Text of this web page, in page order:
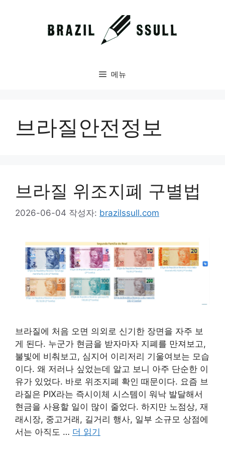
메뉴
브라질안전정보
브라질 위조지폐 구별법
2026-06-04 작성자: brazilssull.com
브라질에 처음 오면 의외로 신기한 장면을 자주 보
게 된다. 누군가 현금을 받자마자 지폐를 만져보고,
불빛에 비춰보고, 심지어 이리저리 기울여보는 모습
이다. 왜 저러나 싶었는데 알고 보니 아주 단순한 이
유가 있었다. 바로 위조지폐 확인 때문이다. 요즘 브
라질은 PIX라는 즉시이체 시스템이 워낙 발달해서
현금을 사용할 일이 많이 줄었다. 하지만 노점상, 재
래시장, 중고거래, 길거리 행사, 일부 소규모 상점에
서는 아직도 … 더 읽기